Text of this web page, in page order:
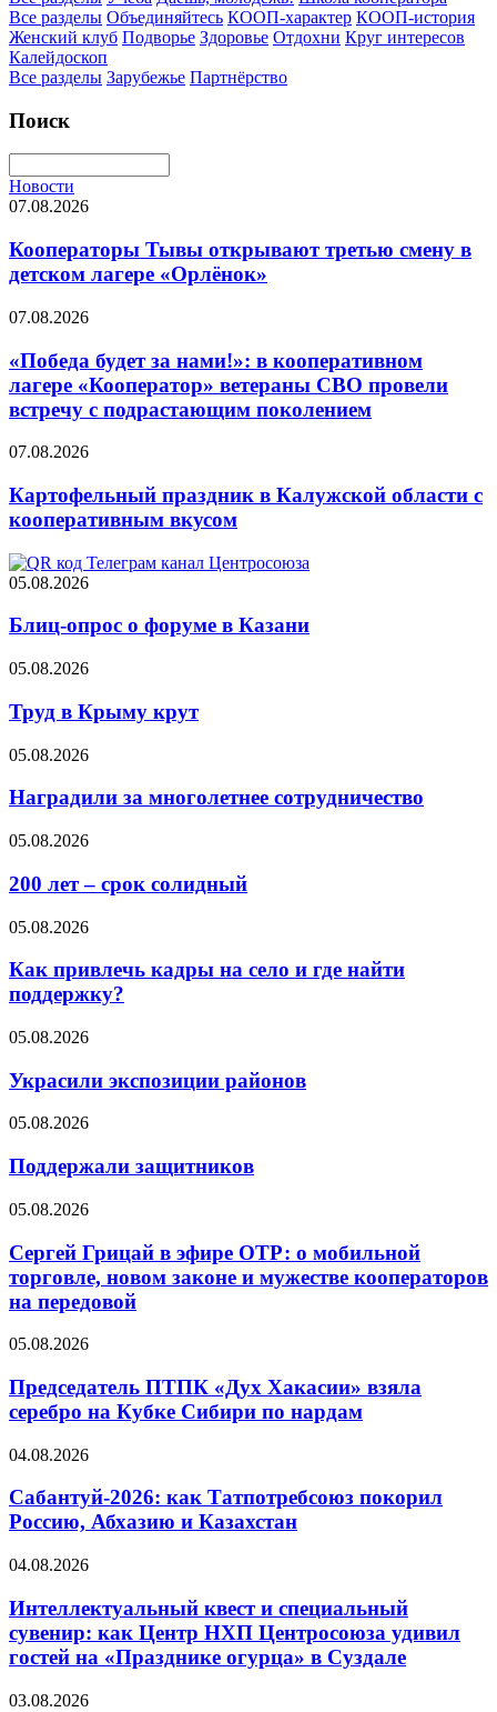
Все разделы Объединяйтесь КООП-характер КООП-история
Женский клуб Подворье Здоровье Отдохни Круг интересов
Калейдоскоп
Все разделы Зарубежье Партнёрство
Поиск
Новости
07.08.2026
Кооператоры Тывы открывают третью смену в
детском лагере «Орлёнок»
07.08.2026
«Победа будет за нами!»: в кооперативном
лагере «Кооператор» ветераны СВО провели
встречу с подрастающим поколением
07.08.2026
Картофельный праздник в Калужской области с
кооперативным вкусом
05.08.2026
Блиц-опрос о форуме в Казани
05.08.2026
Труд в Крыму крут
05.08.2026
Наградили за многолетнее сотрудничество
05.08.2026
200 лет – срок солидный
05.08.2026
Как привлечь кадры на село и где найти
поддержку?
05.08.2026
Украсили экспозиции районов
05.08.2026
Поддержали защитников
05.08.2026
Сергей Грицай в эфире ОТР: о мобильной
торговле, новом законе и мужестве кооператоров
на передовой
05.08.2026
Председатель ПТПК «Дух Хакасии» взяла
серебро на Кубке Сибири по нардам
04.08.2026
Сабантуй-2026: как Татпотребсоюз покорил
Россию, Абхазию и Казахстан
04.08.2026
Интеллектуальный квест и специальный
сувенир: как Центр НХП Центросоюза удивил
гостей на «Празднике огурца» в Суздале
03.08.2026